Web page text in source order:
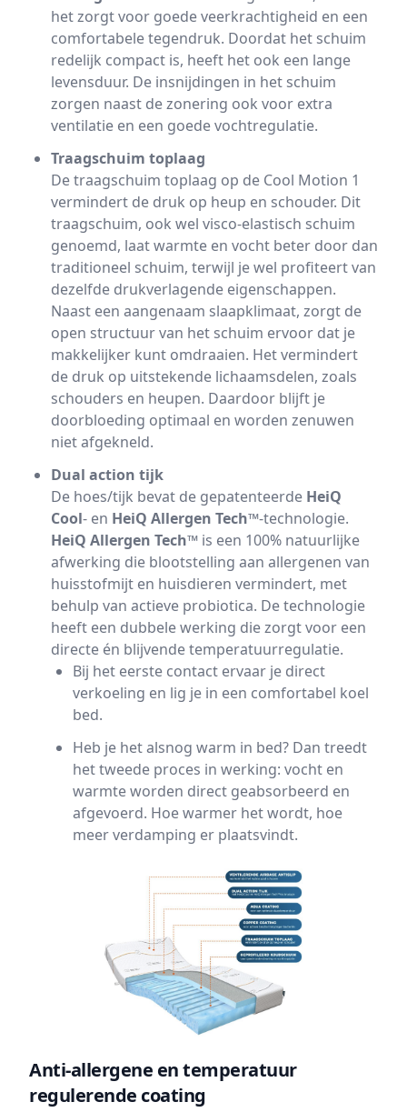
het zorgt voor goede veerkrachtigheid en een
comfortabele tegendruk. Doordat het schuim
redelijk compact is, heeft het ook een lange
levensduur. De insnijdingen in het schuim
zorgen naast de zonering ook voor extra
ventilatie en een goede vochtregulatie.
Traagschuim toplaag
De traagschuim toplaag op de Cool Motion 1
vermindert de druk op heup en schouder. Dit
traagschuim, ook wel visco-elastisch schuim
genoemd, laat warmte en vocht beter door dan
traditioneel schuim, terwijl je wel profiteert van
dezelfde drukverlagende eigenschappen.
Naast een aangenaam slaapklimaat, zorgt de
open structuur van het schuim ervoor dat je
makkelijker kunt omdraaien. Het vermindert
de druk op uitstekende lichaamsdelen, zoals
schouders en heupen. Daardoor blijft je
doorbloeding optimaal en worden zenuwen
niet afgekneld.
Dual action tijk
De hoes/tijk bevat de gepatenteerde HeiQ
Cool- en HeiQ Allergen Tech™-technologie.
HeiQ Allergen Tech™ is een 100% natuurlijke
afwerking die blootstelling aan allergenen van
huisstofmijt en huisdieren vermindert, met
behulp van actieve probiotica. De technologie
heeft een dubbele werking die zorgt voor een
directe én blijvende temperatuurregulatie.
Bij het eerste contact ervaar je direct
verkoeling en lig je in een comfortabel koel
bed.
Heb je het alsnog warm in bed? Dan treedt
het tweede proces in werking: vocht en
warmte worden direct geabsorbeerd en
afgevoerd. Hoe warmer het wordt, hoe
meer verdamping er plaatsvindt.
Anti-allergene en temperatuur
regulerende coating